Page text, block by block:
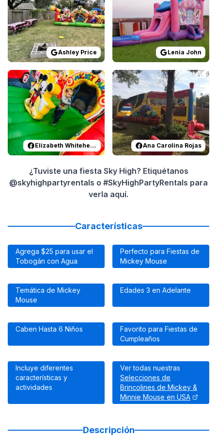
Ashley Price Lenia John
Reviewed onFacebookby Elizabeth Whitehead: Most
Elizabeth Whitehead
Reviewed onFacebookby
Ana Carolina Rojas
¿Tuviste una fiesta Sky High? Etiquétanos
@skyhighpartyrentals o #SkyHighPartyRentals para
verla aquí.
Características
Agrega $25 para usar el
Tobogán con Agua
Perfecto para Fiestas de
Mickey Mouse
Temática de Mickey
Mouse
Edades 3 en Adelante
Caben Hasta 6 Niños
Favorito para Fiestas de
Cumpleaños
Incluye diferentes
características y
actividades
Ver todas nuestras
Selecciones de
Brincolines de Mickey &
Minnie Mouse en USA
Descripción